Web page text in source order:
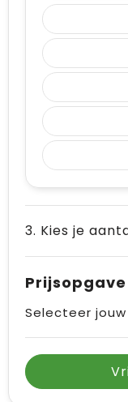
3. Kies je
Prijsopgave
Selecteer